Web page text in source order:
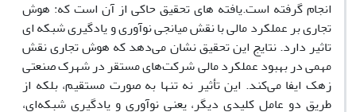
انجام گرفته است.یافته های تحقیق حاکی از آن است که: هوش
تجاری بر عملکرد مالی با نقش میانجی نوآوری و یادگیری شبکه ای
تاثیر دارد. نتایج این تحقیق نشان می‌دهد که هوش تجاری نقش
مهمی در بهبود عملکرد مالی شرکت‌های مستقر در شهرک صنعتی
زهک ایفا می‌کند. این تأثیر نه تنها به صورت مستقیم، بلکه از
طریق دو عامل کلیدی دیگر، یعنی نوآوری و یادگیری شبکه‌ای،